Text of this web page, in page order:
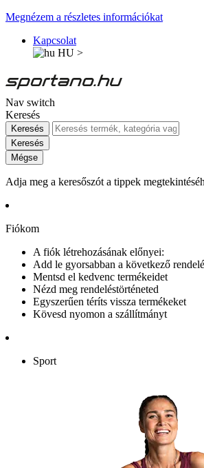
Megnézem a részletes információkat
Kapcsolat
HU >
Nav switch
Keresés
Keresés
Keresés
Mégse
Adja meg a keresőszót a tippek
Fiókom
A fiók létrehozásának előnyei:
Add le gyorsabban a következő
Mentsd el kedvenc termékeidet
Nézd meg rendeléstörténeted
Egyszerűen téríts vissza termékeket
Kövesd nyomon a szállítmányt
Sport